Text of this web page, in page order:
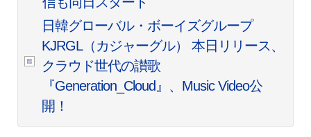
日韓グローバル・ボーイズグループ
KJRGL（カジャーグル） 本日リリース、
クラウド世代の讃歌
『Generation_Cloud』、Music Video公
開！